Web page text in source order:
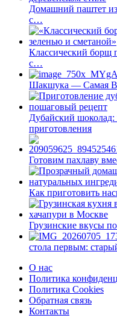
Домашний паштет
с…
Классический борщ
с…
Шакшука — Самая
Дубайский
приготовления
Готовим пахлаву
Как приготовить
Грузинские вкусы
стола первым:
О нас
Политика
Политика Cookies
Обратная связь
Контакты